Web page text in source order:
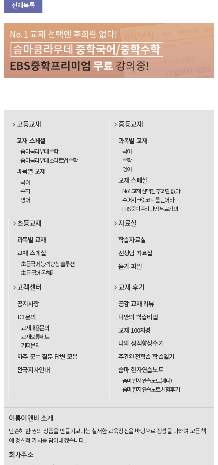
전체목록
고등교재
교재 스페셜
숨마쿰라우데 수학
숨마쿰라우데 스타트업 수학
과목별 교재
국어
수학
영어
중등교재
과목별 교재
국어
수학
영어
교재 스페셜
No1교재 선택엔 후회란 없다
슈퍼시크릿코드를 믿어라
EBS중학프리미엄 무료강의
초등교재
과목별 교재
교재 스페셜
초등국어 능력 향상 솔루션
초등 국어 독해왕
자료실
학습자료실
선생님 자료실
듣기 파일
고객센터
공지사항
1:1문의
교재내용문의
교재오류제보
기타문의
자주 묻는 질문 답변 모음
전국지사안내
교재 후기
공감 교재 리뷰
나만의 학습비법
교재 100자평
나의 성적향상수기
주간완전학습 학습일기
숨마 한자연습노트
숨마 한자연습노트(베타)
숨마 한자연습노트 체험후기
이룸이앤비 소개
단순히 한 권의 상품을 만들기보다는 철저한 교육정신을 바탕으로 정성을 다하여 모든 책
에 정신적 가치를 담아내겠습니다.
회사주소